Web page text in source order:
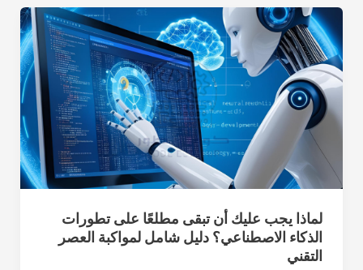
لماذا يجب عليك أن تبقى مطلعًا على تطورات
الذكاء الاصطناعي؟ دليل شامل لمواكبة العصر
التقني
لماذا
يجب
عليك
أن
تبقى
مطلعًا
على
تطورات
الذكاء
الاصطناعي؟
دليل
شامل